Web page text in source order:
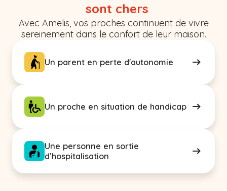
sont chers
Avec Amelis, vos proches continuent de vivre
sereinement dans le confort de leur maison.
Un parent en perte d'autonomie
Un proche en situation de handicap
Une personne en sortie
d’hospitalisation